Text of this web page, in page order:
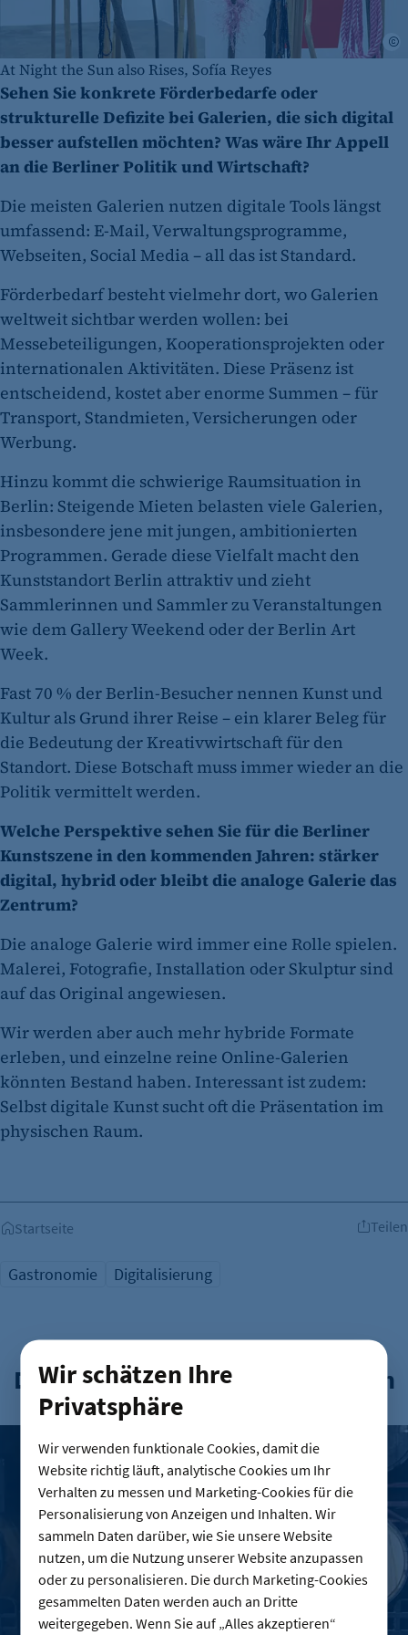
Wir schätzen Ihre
Privatsphäre
Wir verwenden funktionale Cookies, damit die
Website richtig läuft, analytische Cookies um Ihr
Verhalten zu messen und Marketing-Cookies für die
Personalisierung von Anzeigen und Inhalten. Wir
sammeln Daten darüber, wie Sie unsere Website
nutzen, um die Nutzung unserer Website anzupassen
oder zu personalisieren. Die durch Marketing-Cookies
gesammelten Daten werden auch an Dritte
weitergegeben. Wenn Sie auf „Alles akzeptieren“
At Night the Sun also Rises, Sofía Reyes
Sehen Sie konkrete Förderbedarfe oder
strukturelle Defizite bei Galerien, die sich digital
besser aufstellen möchten? Was wäre Ihr Appell
an die Berliner Politik und Wirtschaft?
Die meisten Galerien nutzen digitale Tools längst
umfassend: E-Mail, Verwaltungsprogramme,
Webseiten, Social Media – all das ist Standard.
Förderbedarf besteht vielmehr dort, wo Galerien
weltweit sichtbar werden wollen: bei
Messebeteiligungen, Kooperationsprojekten oder
internationalen Aktivitäten. Diese Präsenz ist
entscheidend, kostet aber enorme Summen – für
Transport, Standmieten, Versicherungen oder
Werbung.
Hinzu kommt die schwierige Raumsituation in
Berlin: Steigende Mieten belasten viele Galerien,
insbesondere jene mit jungen, ambitionierten
Programmen. Gerade diese Vielfalt macht den
Kunststandort Berlin attraktiv und zieht
Sammlerinnen und Sammler zu Veranstaltungen
wie dem Gallery Weekend oder der Berlin Art
Week.
Fast 70 % der Berlin-Besucher nennen Kunst und
Kultur als Grund ihrer Reise – ein klarer Beleg für
die Bedeutung der Kreativwirtschaft für den
Standort. Diese Botschaft muss immer wieder an die
Politik vermittelt werden.
Welche Perspektive sehen Sie für die Berliner
Kunstszene in den kommenden Jahren: stärker
digital, hybrid oder bleibt die analoge Galerie das
Zentrum?
Die analoge Galerie wird immer eine Rolle spielen.
Malerei, Fotografie, Installation oder Skulptur sind
auf das Original angewiesen.
Wir werden aber auch mehr hybride Formate
erleben, und einzelne reine Online-Galerien
könnten Bestand haben. Interessant ist zudem:
Selbst digitale Kunst sucht oft die Präsentation im
physischen Raum.
Startseite Teilen
Gastronomie Digitalisierung
Das könnte Sie auch interessieren
Brauerei Lemke – Berlins Biermanufaktur mit ordentlich